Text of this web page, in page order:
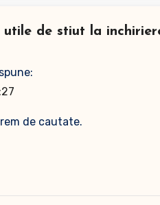
de stiut la
spune:
de cautate.